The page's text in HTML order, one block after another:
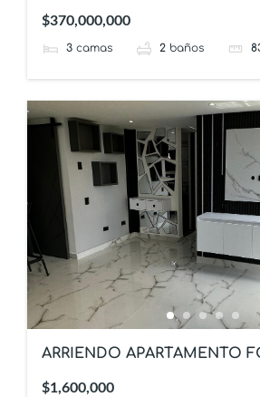
$370,000,000
3 camas 2 baños
ARRIENDO APARTAMENTO
$1,600,000